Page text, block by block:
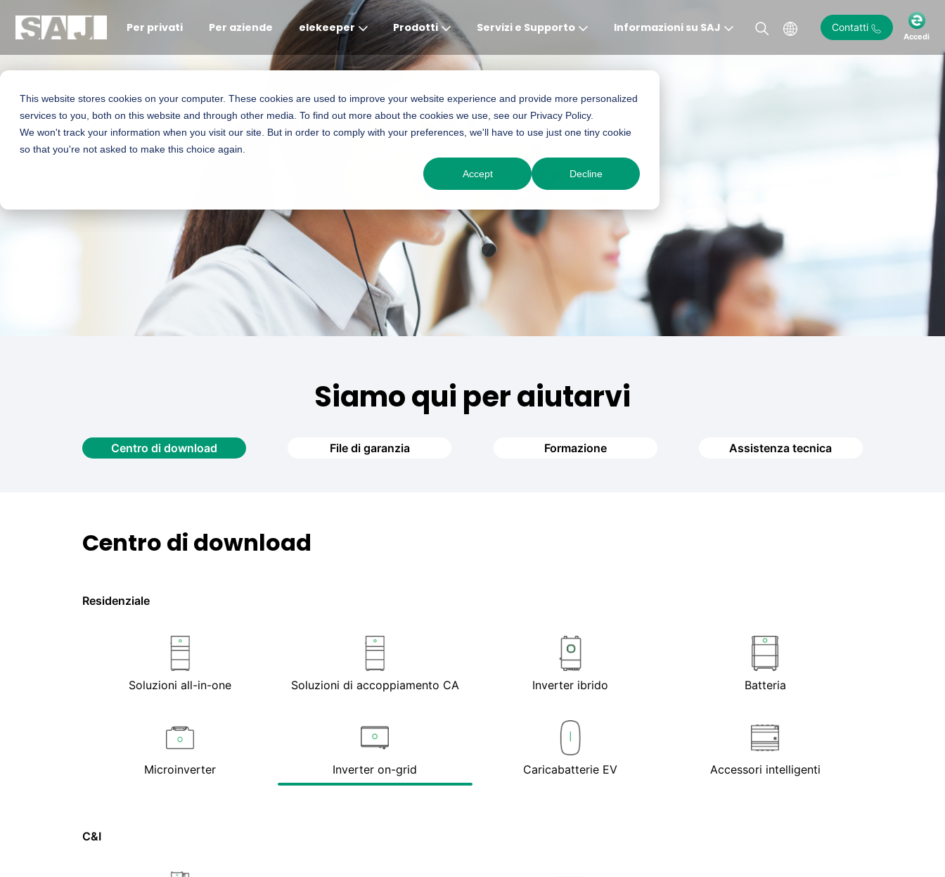
This website stores cookies on your computer. These cookies are used to improve your website experience and provide more personalized
services to you, both on this website and through other media. To find out more about the cookies we use, see our Privacy Policy.
We won't track your information when you visit our site. But in order to comply with your preferences, we'll have to use just one tiny cookie
so that you're not asked to make this choice again.
Accept Decline
Per privati Per aziende elekeeper Prodotti Servizi e Supporto Informazioni su SAJ Contatti
Accedi
English English English
Français (Afrique)
Deutsch
Espanol
English
România
Polski
English
Espanol
Siamo qui per aiutarvi
Centro di download File di garanzia Formazione Assistenza tecnica
Centro di download
Residenziale
Soluzioni all-in-one Soluzioni di accoppiamento CA Inverter ibrido Batteria
Microinverter Inverter on-grid Caricabatterie EV Accessori intelligenti
C&I